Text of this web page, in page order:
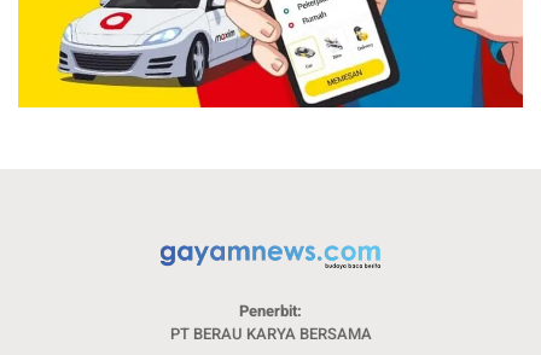
Penerbit:
PT BERAU KARYA BERSAMA